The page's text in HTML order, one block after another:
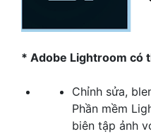
* Adobe Lightroom có
Chỉnh sửa,
Phần mềm
biên tập ảnh